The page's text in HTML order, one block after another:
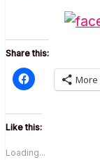
Share this:
More
Like this:
Loading...